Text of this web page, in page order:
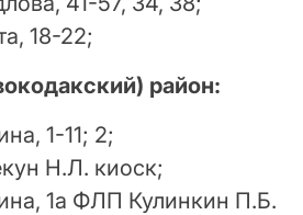
18-22;
район:
1-11; 2;
Н.Л. киоск;
1а ФЛП Кулинкин П.Б.